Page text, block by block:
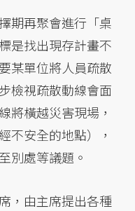
期再聚會進行「桌
是找出現存計畫不
某單位將人員疏散
檢視疏散動線會面
將橫越災害現場，
不安全的地點），
別處等議題。
，由主席提出各種